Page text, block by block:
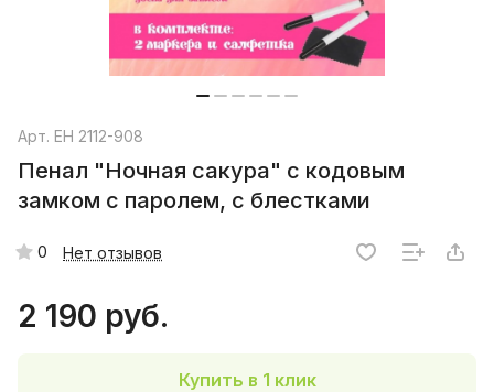
Арт. EH 2112-908
Пенал "Ночная сакура" с кодовым
замком с паролем, с блестками
0 Нет отзывов
2 190 руб.
Купить в 1 клик